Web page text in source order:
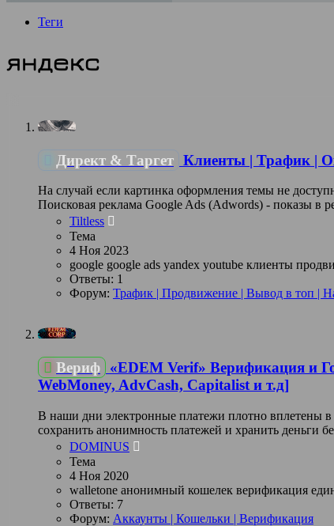
Теги
яндекс
Директ & Таргет Клиенты | Трафик |
На случай если картинка оформления темы не
Поисковая реклама Google Ads (Adwords) - показы в
Tiltless
Тема
4 Ноя 2023
google google ads yandex youtube клиенты
Ответы: 1
Форум: Трафик | Продвижение | Вывод в топ |
Вериф
«EDEM Verif» Верификация и
WebMoney, AdvCash, Capitalist и т.д]
В наши дни электронные платежи плотно вплетены
сохранить анонимность платежей и хранить деньги
DOMINUS
Тема
4 Ноя 2020
walletone анонимный кошелек верификация
Ответы: 7
Форум: Аккаунты | Кошельки | Верификация